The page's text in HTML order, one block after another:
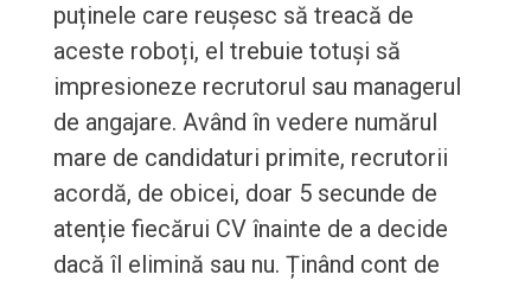
puținele care reușesc să treacă de
aceste roboți, el trebuie totuși să
impresioneze recrutorul sau managerul
de angajare. Având în vedere numărul
mare de candidaturi primite, recrutorii
acordă, de obicei, doar 5 secunde de
atenție fiecărui CV înainte de a decide
dacă îl elimină sau nu. Ținând cont de